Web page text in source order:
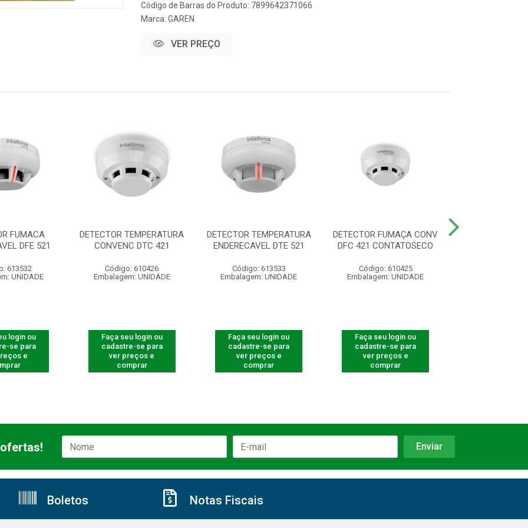
Código de Barras do Produto: 7899642371066
Marca: GAREN
VER PREÇO
FUMACA
DFE 521
613532
UNIDADE
login ou
se para
e
DETECTOR TEMPERATURA
CONVENC DTC 421
Código: 610426
Embalagem: UNIDADE
Faça seu login ou
cadastre-se para
ver preços e
comprar
DETECTOR TEMPERATURA
ENDERECAVEL DTE 521
Código: 613533
Embalagem: UNIDADE
Faça seu login ou
cadastre-se para
ver preços e
comprar
DETECTOR FUMAÇA CONV
DFC 421 CONTATOSECO
Código: 610425
Embalagem: UNIDADE
Faça seu login ou
cadastre-se para
ver preços e
comprar
Boletos Notas Fiscais